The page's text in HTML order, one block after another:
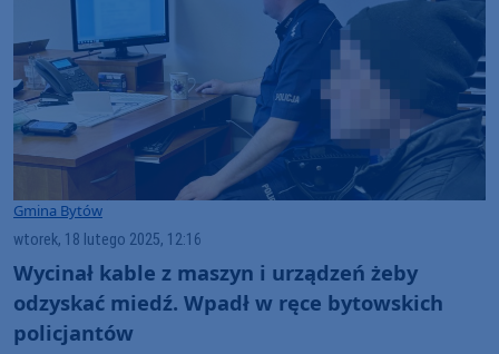
Gmina Bytów
wtorek, 18 lutego 2025, 12:16
Wycinał kable z maszyn i urządzeń żeby
odzyskać miedź. Wpadł w ręce bytowskich
policjantów